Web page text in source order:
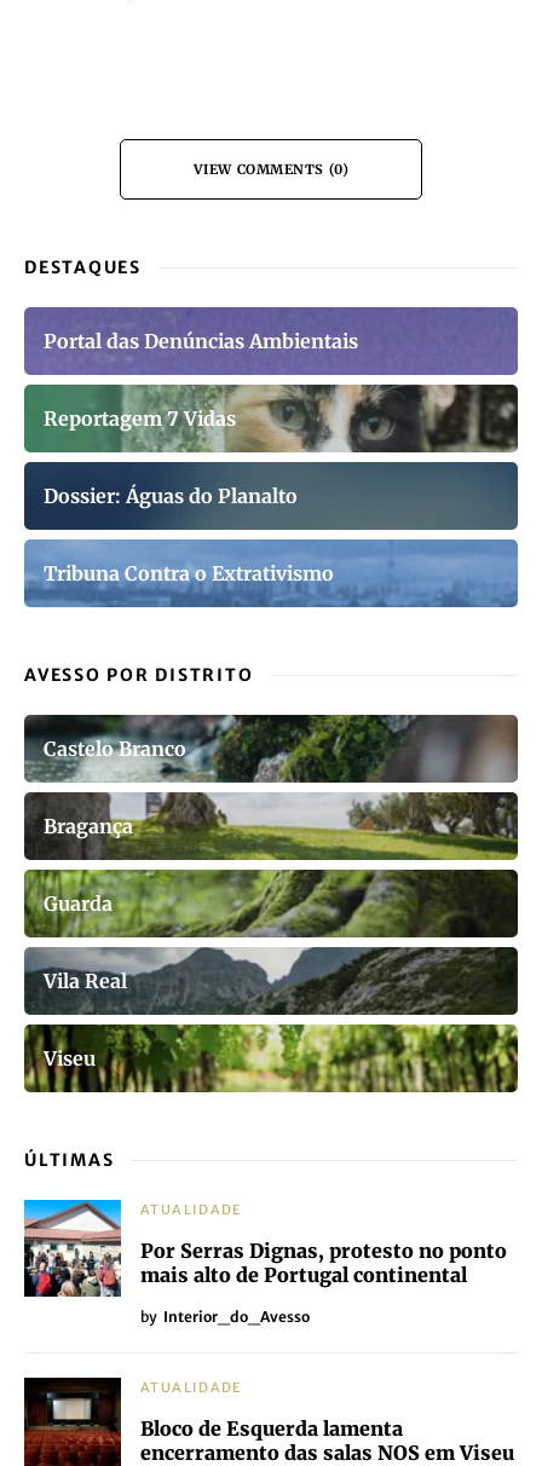
VIEW COMMENTS (0)
DESTAQUES
Portal das Denúncias Ambientais
Reportagem 7 Vidas
Dossier: Águas do Planalto
Tribuna Contra o Extrativismo
AVESSO POR DISTRITO
Castelo Branco
Bragança
Guarda
Vila Real
Viseu
ÚLTIMAS
ATUALIDADE
Por Serras Dignas, protesto no ponto
mais alto de Portugal continental
by Interior_do_Avesso
ATUALIDADE
Bloco de Esquerda lamenta
encerramento das salas NOS em Viseu